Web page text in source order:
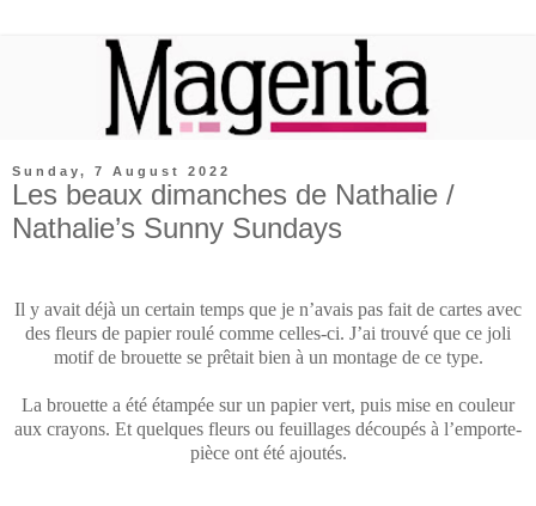
Sunday, 7 August 2022
Les beaux dimanches de Nathalie /
Nathalie’s Sunny Sundays
Il y avait déjà un certain temps que je n’avais pas fait de cartes avec
des fleurs de papier roulé comme celles-ci. J’ai trouvé que ce joli
motif de brouette se prêtait bien à un montage de ce type.
La brouette a été étampée sur un papier vert, puis mise en couleur
aux crayons. Et quelques fleurs ou feuillages découpés à l’emporte-
pièce ont été ajoutés.